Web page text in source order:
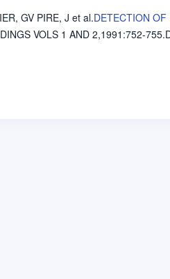
GV PIRE, J et al.DETECTION OF
VOLS 1 AND 2,1991 :752-755.